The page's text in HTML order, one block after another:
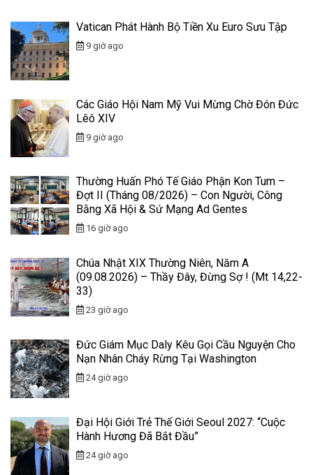
Vatican Phát Hành Bộ Tiền Xu Euro Sưu Tập
9 giờ ago
Các Giáo Hội Nam Mỹ Vui Mừng Chờ Đón Đức
Lêô XIV
9 giờ ago
Thường Huấn Phó Tế Giáo Phận Kon Tum –
Đợt II (Tháng 08/2026) – Con Người, Công
Bằng Xã Hội & Sứ Mạng Ad Gentes
16 giờ ago
Chúa Nhật XIX Thường Niên, Năm A
(09.08.2026) – Thầy Đây, Đừng Sợ ! (Mt 14,22-
33)
23 giờ ago
Đức Giám Mục Daly Kêu Gọi Cầu Nguyện Cho
Nạn Nhân Cháy Rừng Tại Washington
24 giờ ago
Đại Hội Giới Trẻ Thế Giới Seoul 2027: “Cuộc
Hành Hương Đã Bắt Đầu”
24 giờ ago